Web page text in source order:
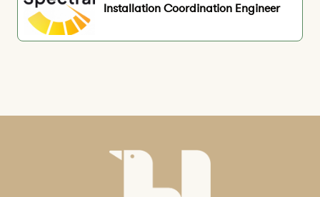
Installation Coordination Engineer